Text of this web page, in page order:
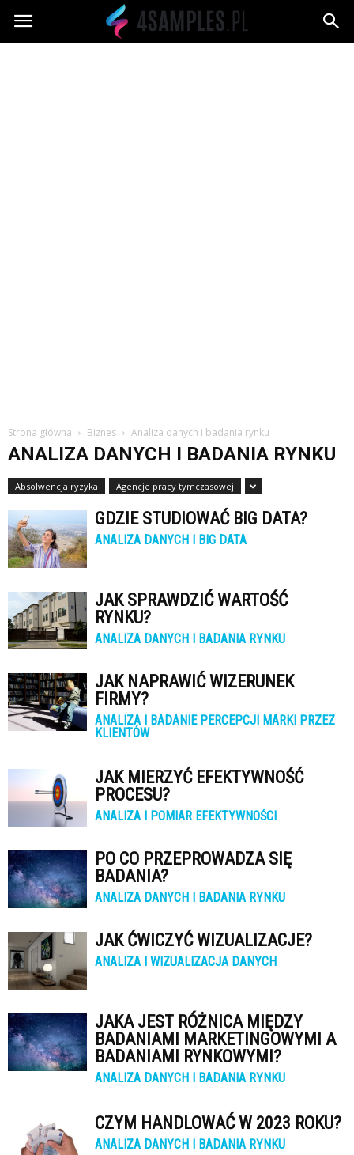
4samples.pl
Strona główna Biznes Analiza danych i badania rynku
ANALIZA DANYCH I BADANIA RYNKU
Absolwencja ryzyka Agencje pracy tymczasowej
GDZIE STUDIOWAĆ BIG DATA?
ANALIZA DANYCH I BIG DATA
JAK SPRAWDZIĆ WARTOŚĆ
RYNKU?
ANALIZA DANYCH I BADANIA RYNKU
JAK NAPRAWIĆ WIZERUNEK
FIRMY?
ANALIZA I BADANIE PERCEPCJI MARKI PRZEZ
KLIENTÓW
JAK MIERZYĆ EFEKTYWNOŚĆ
PROCESU?
ANALIZA I POMIAR EFEKTYWNOŚCI
PO CO PRZEPROWADZA SIĘ
BADANIA?
ANALIZA DANYCH I BADANIA RYNKU
JAK ĆWICZYĆ WIZUALIZACJE?
ANALIZA I WIZUALIZACJA DANYCH
JAKA JEST RÓŻNICA MIĘDZY
BADANIAMI MARKETINGOWYMI A
BADANIAMI RYNKOWYMI?
ANALIZA DANYCH I BADANIA RYNKU
CZYM HANDLOWAĆ W 2023 ROKU?
ANALIZA DANYCH I BADANIA RYNKU